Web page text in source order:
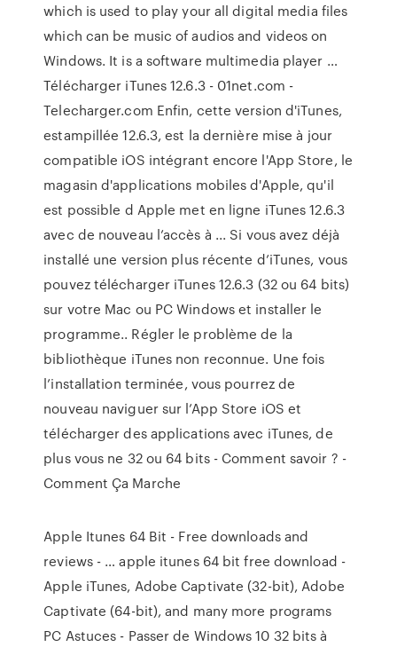
which is used to play your all digital media files
which can be music of audios and videos on
Windows. It is a software multimedia player …
Télécharger iTunes 12.6.3 - 01net.com -
Telecharger.com Enfin, cette version d'iTunes,
estampillée 12.6.3, est la dernière mise à jour
compatible iOS intégrant encore l'App Store, le
magasin d'applications mobiles d'Apple, qu'il
est possible d Apple met en ligne iTunes 12.6.3
avec de nouveau l’accès à ... Si vous avez déjà
installé une version plus récente d’iTunes, vous
pouvez télécharger iTunes 12.6.3 (32 ou 64 bits)
sur votre Mac ou PC Windows et installer le
programme.. Régler le problème de la
bibliothèque iTunes non reconnue. Une fois
l’installation terminée, vous pourrez de
nouveau naviguer sur l’App Store iOS et
télécharger des applications avec iTunes, de
plus vous ne 32 ou 64 bits - Comment savoir ? -
Comment Ça Marche
Apple Itunes 64 Bit - Free downloads and
reviews - … apple itunes 64 bit free download -
Apple iTunes, Adobe Captivate (32-bit), Adobe
Captivate (64-bit), and many more programs
PC Astuces - Passer de Windows 10 32 bits à